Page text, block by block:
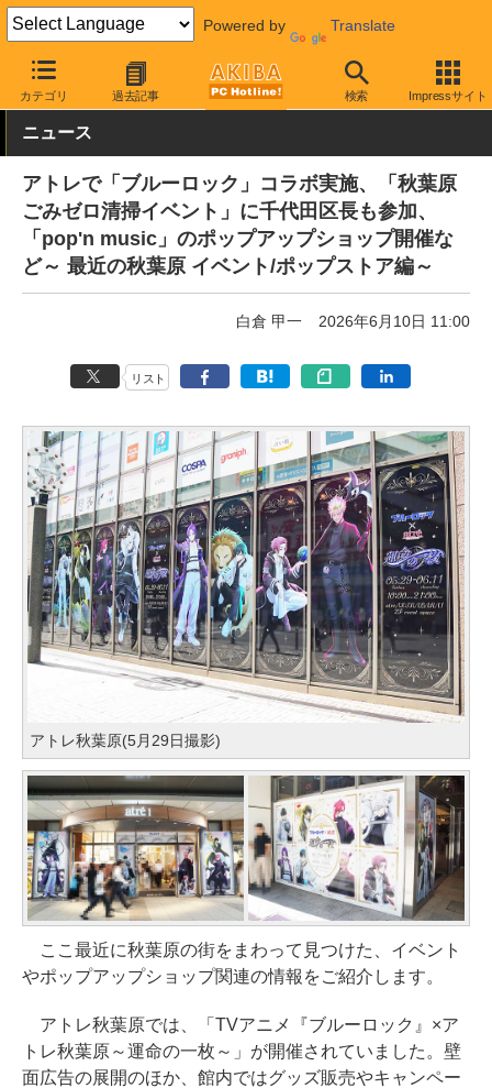
Powered by Translate
カテゴリ 過去記事 検索 Impressサイト
AKIBA PC Hotline! 秋葉原情報 スポット情報 ショップ
ニュース
アトレで「ブルーロック」コラボ実施、「秋葉原
ごみゼロ清掃イベント」に千代田区長も参加、
「pop'n music」のポップアップショップ開催な
ど～ 最近の秋葉原 イベント/ポップストア編～
白倉 甲一 2026年6月10日 11:00
リスト
アトレ秋葉原(5月29日撮影)
ここ最近に秋葉原の街をまわって見つけた、イベント
やポップアップショップ関連の情報をご紹介します。
アトレ秋葉原では、「TVアニメ『ブルーロック』×ア
トレ秋葉原～運命の一枚～」が開催されていました。壁
面広告の展開のほか、館内ではグッズ販売やキャンペー